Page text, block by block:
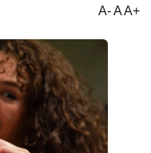
A- A A+